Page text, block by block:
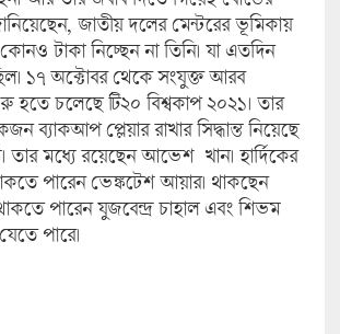
জাতীয় দলের মেন্টরের ভূমিকায়
টাকা নিচ্ছেন না তিনি। যা এতদিন
১৭ অক্টোবর থেকে সংযুক্ত আরব
হতে চলেছে টি২০ বিশ্বকাপ ২০২১। তার
ব্যাকআপ প্লেয়ার রাখার সিদ্ধান্ত নিয়েছে
তার মধ্যে রয়েছেন আভেশ খান। হার্দিকের
পারেন ভেঙ্কটেশ আয়ার। থাকছেন
পারেন যুজবেন্দ্র চাহাল এবং শিভম
পারে।